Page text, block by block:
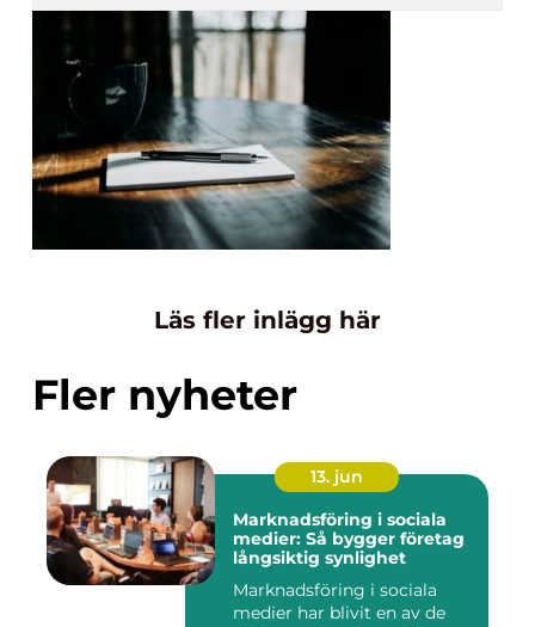
Läs fler inlägg här
Fler nyheter
13. jun
Marknadsföring i sociala
medier: Så bygger företag
långsiktig synlighet
Marknadsföring i sociala
medier har blivit en av de